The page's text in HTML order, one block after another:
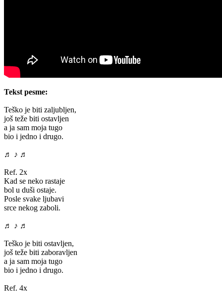
Tekst pesme:
Teško je biti zaljubljen,
još teže biti ostavljen
a ja sam moja tugo
bio i jedno i drugo.
♬ ♪ ♬
Ref. 2x
Kad se neko rastaje
bol u duši ostaje.
Posle svake ljubavi
srce nekog zaboli.
♬ ♪ ♬
Teško je biti ostavljen,
još teže biti zaboravljen
a ja sam moja tugo
bio i jedno i drugo.
Ref. 4x